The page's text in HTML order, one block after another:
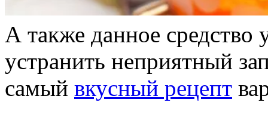
А также данное средство
устранить неприятный
самый вкусный рецепт